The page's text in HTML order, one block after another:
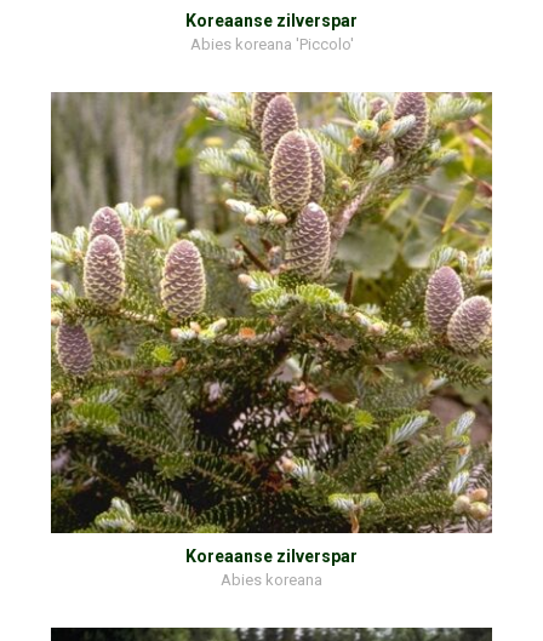
Koreaanse zilverspar
Abies koreana 'Piccolo'
Koreaanse zilverspar
Abies koreana